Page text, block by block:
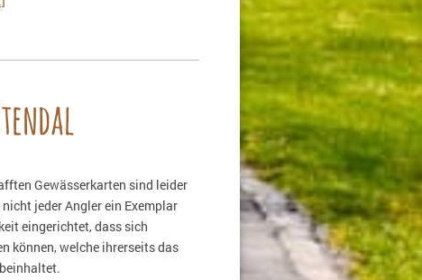
Gewässerkarten sind leider
jeder Angler ein Exemplar
eingerichtet, dass sich
können, welche ihrerseits das